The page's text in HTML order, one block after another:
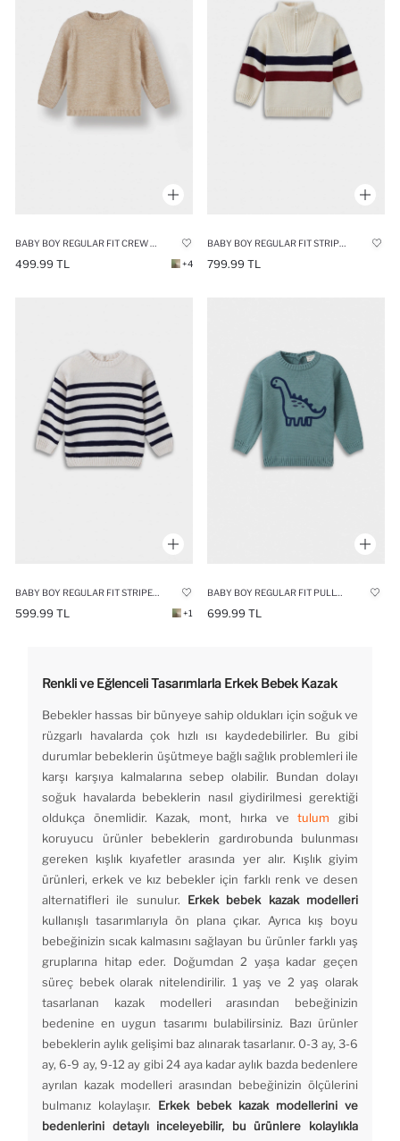
499.99 TL +4 799.99 TL
599.99 TL +1 699.99 TL
Renkli ve Eğlenceli Tasarımlarla Erkek Bebek Kazak
Bebekler hassas bir bünyeye sahip oldukları için soğuk ve
rüzgarlı havalarda çok hızlı ısı kaydedebilirler. Bu gibi
durumlar bebeklerin üşütmeye bağlı sağlık problemleri ile
karşı karşıya kalmalarına sebep olabilir. Bundan dolayı
soğuk havalarda bebeklerin nasıl giydirilmesi gerektiği
oldukça önemlidir. Kazak, mont, hırka vetulum gibi
koruyucu ürünler bebeklerin gardırobunda bulunması
gereken kışlık kıyafetler arasında yer alır. Kışlık giyim
ürünleri, erkek ve kız bebekler için farklı renk ve desen
alternatifleri ile sunulur. Erkek bebek kazak modelleri
kullanışlı tasarımlarıyla ön plana çıkar. Ayrıca kış boyu
bebeğinizin sıcak kalmasını sağlayan bu ürünler farklı yaş
gruplarına hitap eder. Doğumdan 2 yaşa kadar geçen
süreç bebek olarak nitelendirilir. 1 yaş ve 2 yaş olarak
tasarlanan kazak modelleri arasından bebeğinizin
bedenine en uygun tasarımı bulabilirsiniz. Bazı ürünler
bebeklerin aylık gelişimi baz alınarak tasarlanır. 0-3 ay, 3-6
ay, 6-9 ay, 9-12 ay gibi 24 aya kadar aylık bazda bedenlere
ayrılan kazak modelleri arasından bebeğinizin ölçülerini
bulmanız kolaylaşır. Erkek bebek kazakmodellerini ve
bedenlerini detaylı inceleyebilir, bu ürünlere kolaylıkla